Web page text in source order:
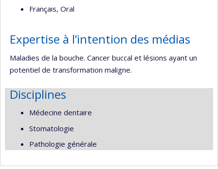
Français, Oral
Expertise à l’intention des médias
Maladies de la bouche. Cancer buccal et lésions ayant un
potentiel de transformation maligne.
Disciplines
Médecine dentaire
Stomatologie
Pathologie générale